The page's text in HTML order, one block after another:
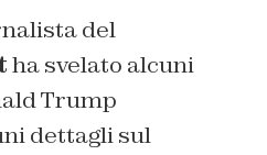
del
ha svelato alcuni
Trump
dettagli sul